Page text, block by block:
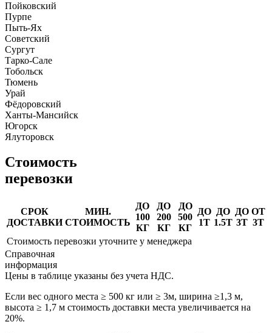
Пойковский
Пурпе
Пыть-Ях
Советский
Сургут
Тарко-Сале
Тобольск
Тюмень
Урай
Фёдоровский
Ханты-Мансийск
Югорск
Ялуторовск
Стоимость
перевозки
СРОК
ДОСТАВКИ
МИН.
СТОИМОСТЬ
ДО
100
КГ
ДО
200
КГ
ДО
500
КГ
ДО
1Т
ДО
1.5Т
ДО
3Т
ОТ
3Т
Стоимость перевозки уточните у менеджера
Справочная
информация
Цены в таблице указаны без учета НДС.
Если вес одного места ≥ 500 кг или ≥ 3м, ширина ≥1,3 м,
высота ≥ 1,7 м стоимость доставки места увеличивается на
20%.